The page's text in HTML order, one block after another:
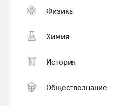
Физика
Химия
История
Обществознание